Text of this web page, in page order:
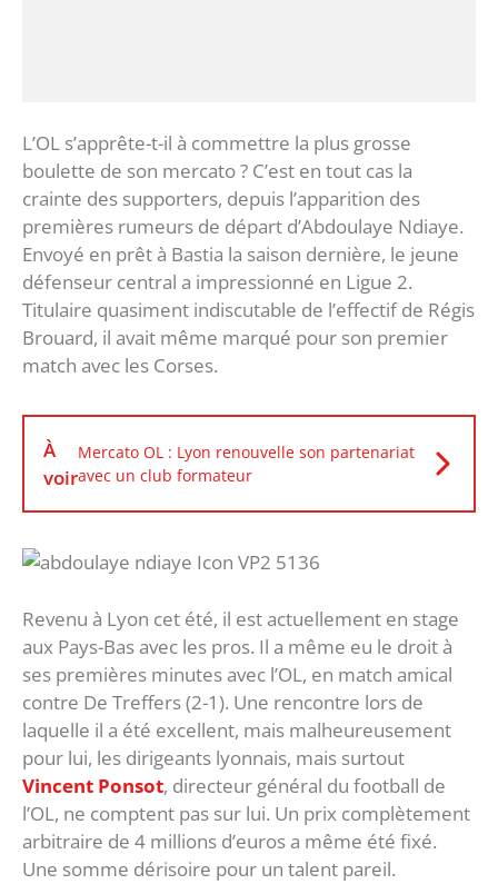
L’OL s’apprête-t-il à commettre la plus grosse
boulette de son mercato ? C’est en tout cas la
crainte des supporters, depuis l’apparition des
premières rumeurs de départ d’Abdoulaye Ndiaye.
Envoyé en prêt à Bastia la saison dernière, le jeune
défenseur central a impressionné en Ligue 2.
Titulaire quasiment indiscutable de l’effectif de Régis
Brouard, il avait même marqué pour son premier
match avec les Corses.
À
voir
Mercato OL : Lyon renouvelle son partenariat
avec un club formateur
Revenu à Lyon cet été, il est actuellement en stage
aux Pays-Bas avec les pros. Il a même eu le droit à
ses premières minutes avec l’OL, en match amical
contre De Treffers (2-1). Une rencontre lors de
laquelle il a été excellent, mais malheureusement
pour lui, les dirigeants lyonnais, mais surtout
Vincent Ponsot, directeur général du football de
l’OL, ne comptent pas sur lui. Un prix complètement
arbitraire de 4 millions d’euros a même été fixé.
Une somme dérisoire pour un talent pareil.